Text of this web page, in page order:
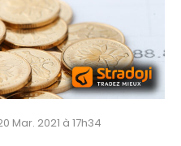
Mar. 2021 à 17h34